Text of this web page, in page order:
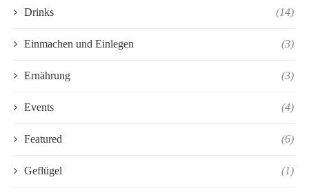
Drinks (14)
Einmachen und Einlegen (3)
Ernährung (3)
Events (4)
Featured (6)
Geflügel (1)